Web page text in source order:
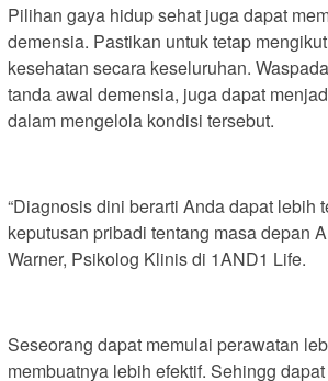
Pilihan gaya hidup sehat juga dapat
demensia. Pastikan untuk tetap
kesehatan secara keseluruhan.
tanda awal demensia, juga dapat
dalam mengelola kondisi tersebut.
“Diagnosis dini berarti Anda dapat lebih
keputusan pribadi tentang masa depan
Warner, Psikolog Klinis di 1AND1 Life.
Seseorang dapat memulai perawatan
membuatnya lebih efektif. Sehingg